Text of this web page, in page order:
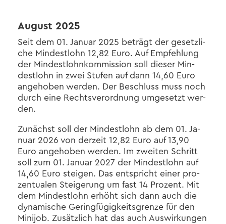
Au­gust 2025
Seit dem 01. Ja­nu­ar 2025 be­trägt der ge­setz­li­
che Min­dest­lohn 12,82 Euro. Auf Emp­feh­lung
der Min­dest­lohn­kom­mis­si­on soll die­ser Min­
dest­lohn in zwei Stu­fen auf dann 14,60 Euro
an­ge­ho­ben wer­den. Der Be­schluss muss noch
durch eine Rechts­ver­ord­nung um­ge­setzt wer­
den.
Zu­nächst soll der Min­dest­lohn ab dem 01. Ja­
nu­ar 2026 von der­zeit 12,82 Euro auf 13,90
Euro an­ge­ho­ben wer­den. Im zwei­ten Schritt
soll zum 01. Ja­nu­ar 2027 der Min­dest­lohn auf
14,60 Euro stei­gen. Das ent­spricht einer pro­
zen­tua­len Stei­ge­rung um fast 14 Pro­zent. Mit
dem Min­dest­lohn er­höht sich dann auch die
dy­na­mi­sche Ge­ring­fü­gig­keits­gren­ze für den
Mi­ni­job. Zu­sätz­lich hat das auch Aus­wir­kun­gen